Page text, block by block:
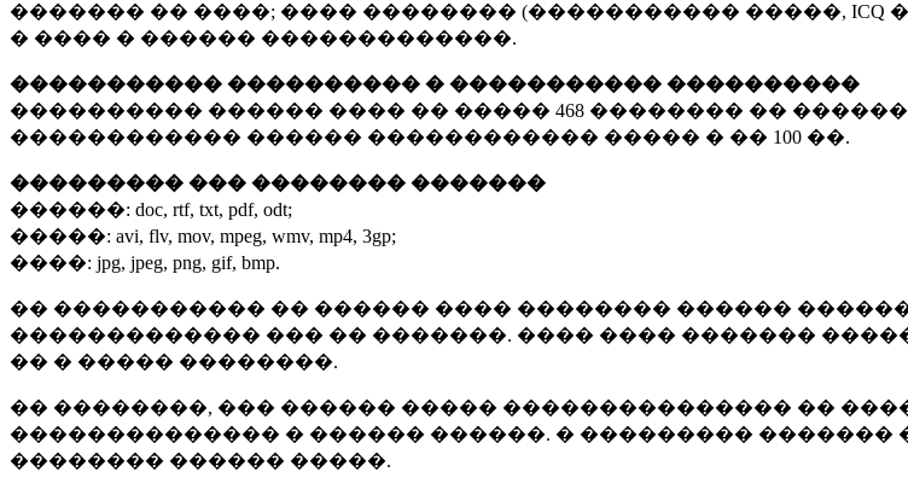
������� �� ����; ���� �������� (����������� �����,
� ���� � ������ �������������.
����������� ���������� � ����������� ����������
���������� ������ ���� �� ����� 468 �������� ��
������������ ������ ������������ ����� � �� 100 ��.
��������� ��� �������� �������
������: doc, rtf, txt, pdf, odt;
�����: avi, flv, mov, mpeg, wmv, mp4, 3gp;
����: jpg, jpeg, png, gif, bmp.
�� ����������� �� ������ ���� �������� ������
������������� ��� �� �������. ���� ���� �������
�� � ����� ��������.
�� ��������, ��� ������ ����� ��������������� ��
�������������� � ������ ������. � ���������
�������� ������ �����.